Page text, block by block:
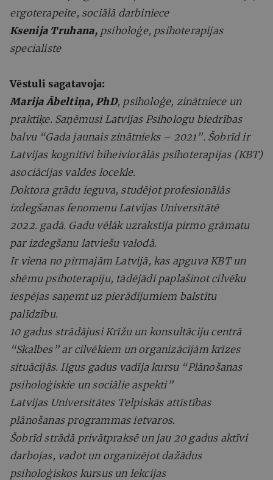
ergoterapeite, sociālā darbiniece
Ksenija Truhana,psiholoģe, psihoterapijas
specialiste
Vēstuli sagatavoja:
Marija Ābeltiņa, PhD, psiholoģe, zinātniece un
praktiķe. Saņēmusi Latvijas Psihologu biedrības
balvu “Gada jaunais zinātnieks – 2021”. Šobrīd ir
Latvijas kognitīvi biheiviorālās psihoterapijas (KBT)
asociācijas valdes locekle.
Doktora grādu ieguva, studējot profesionālās
izdegšanas fenomenu Latvijas Universitātē
2022. gadā. Gadu vēlāk uzrakstīja pirmo grāmatu
par izdegšanu latviešu valodā.
Ir viena no pirmajām Latvijā, kas apguva KBT un
shēmu psihoterapiju, tādējādi paplašinot cilvēku
iespējas saņemt uz pierādījumiem balstītu
palīdzību.
10 gadus strādājusi Krīžu un konsultāciju centrā
“Skalbes” ar cilvēkiem un organizācijām krīzes
situācijās. Ilgus gadus vadīja kursu “Plānošanas
psiholoģiskie un sociālie aspekti”
Latvijas Universitātes Telpiskās attīstības
plānošanas programmas ietvaros.
Šobrīd strādā privātpraksē un jau 20 gadus aktīvi
darbojas, vadot un organizējot dažādus
psiholoģiskos kursus un lekcijas